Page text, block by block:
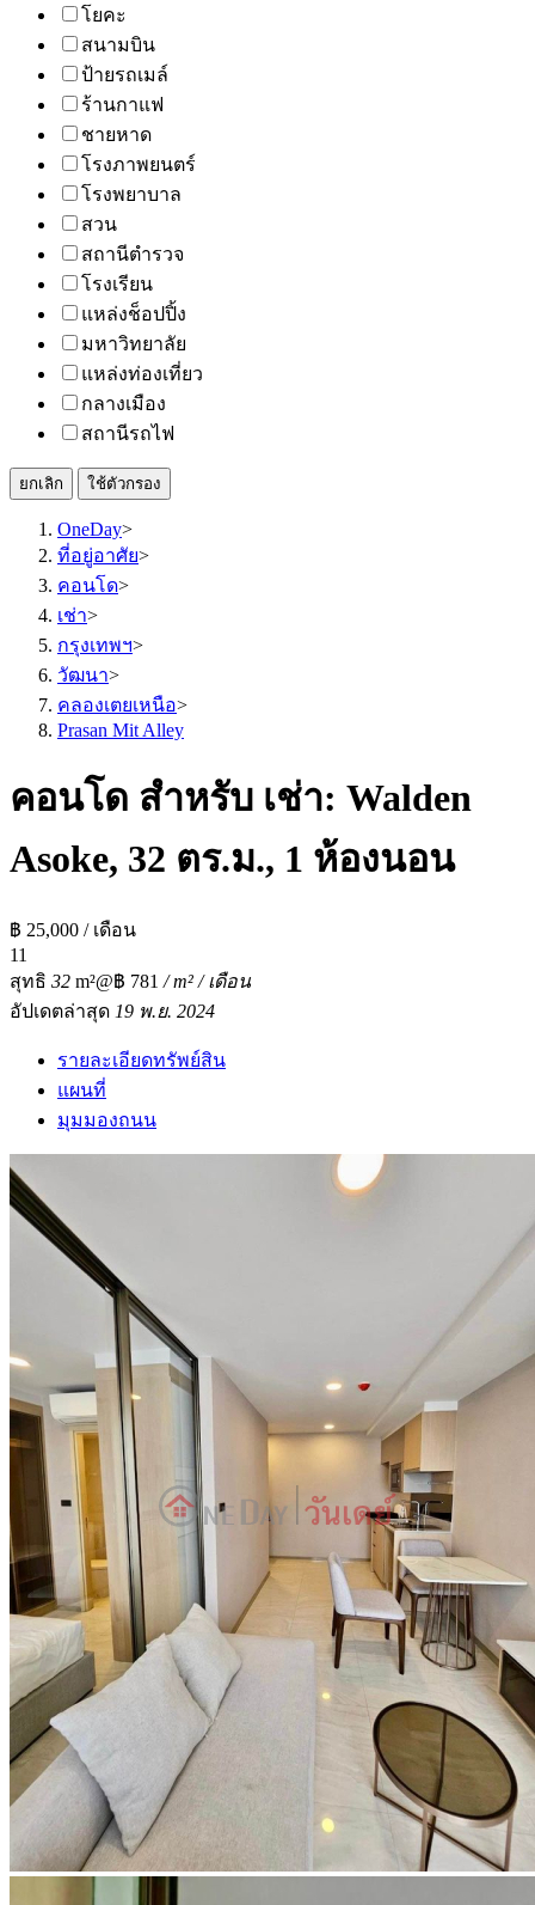
โยคะ
สนามบิน
ป้ายรถเมล์
ร้านกาแฟ
ชายหาด
โรงภาพยนตร์
โรงพยาบาล
สวน
สถานีตำรวจ
โรงเรียน
แหล่งช็อปปิ้ง
มหาวิทยาลัย
แหล่งท่องเที่ยว
กลางเมือง
สถานีรถไฟ
ยกเลิก ใช้ตัวกรอง
OneDay>
ที่อยู่อาศัย>
คอนโด>
เช่า>
กรุงเทพฯ>
วัฒนา>
คลองเตยเหนือ>
Prasan Mit Alley
คอนโด สำหรับ เช่า: Walden
Asoke, 32 ตร.ม., 1 ห้องนอน
฿ 25,000 / เดือน
11
สุทธิ 32 m²@฿ 781 / m² / เดือน
อัปเดตล่าสุด 19 พ.ย. 2024
รายละเอียดทรัพย์สิน
แผนที่
มุมมองถนน